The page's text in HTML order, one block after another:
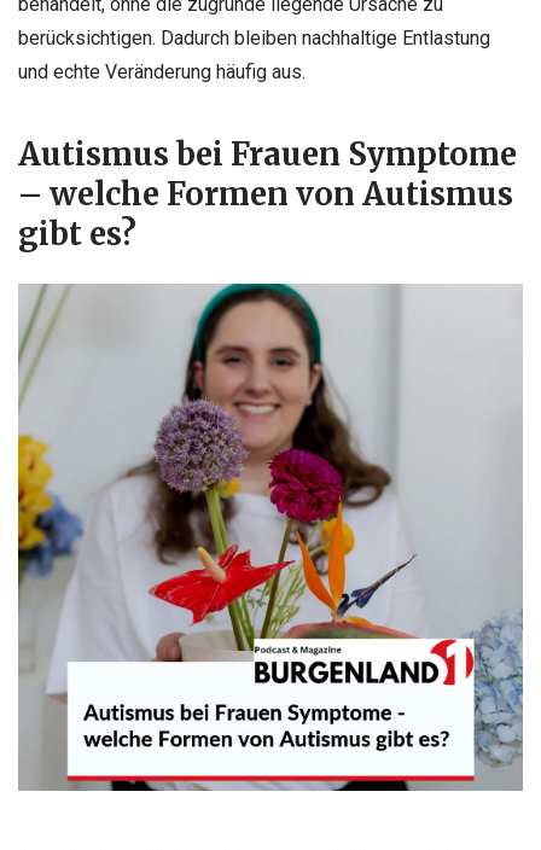
berücksichtigen. Dadurch bleiben nachhaltige Entlastung
und echte Veränderung häufig aus.
Autismus bei Frauen Symptome
– welche Formen von Autismus
gibt es?